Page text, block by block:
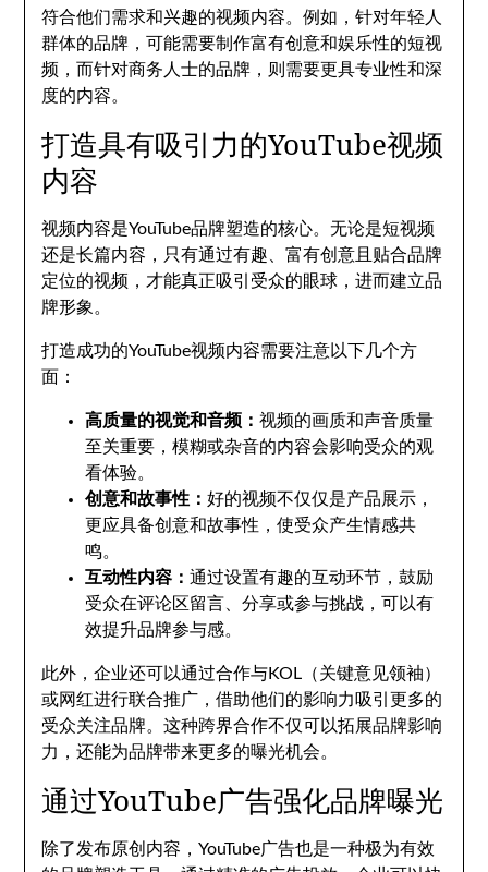
符合他们需求和兴趣的视频内容。例如，针对年轻人
群体的品牌，可能需要制作富有创意和娱乐性的短视
频，而针对商务人士的品牌，则需要更具专业性和深
度的内容。
打造具有吸引力的YouTube视频
内容
视频内容是YouTube品牌塑造的核心。无论是短视频
还是长篇内容，只有通过有趣、富有创意且贴合品牌
定位的视频，才能真正吸引受众的眼球，进而建立品
牌形象。
打造成功的YouTube视频内容需要注意以下几个方
面：
高质量的视觉和音频：视频的画质和声音质量
至关重要，模糊或杂音的内容会影响受众的观
看体验。
创意和故事性：好的视频不仅仅是产品展示，
更应具备创意和故事性，使受众产生情感共
鸣。
互动性内容：通过设置有趣的互动环节，鼓励
受众在评论区留言、分享或参与挑战，可以有
效提升品牌参与感。
此外，企业还可以通过合作与KOL（关键意见领袖）
或网红进行联合推广，借助他们的影响力吸引更多的
受众关注品牌。这种跨界合作不仅可以拓展品牌影响
力，还能为品牌带来更多的曝光机会。
通过YouTube广告强化品牌曝光
除了发布原创内容，YouTube广告也是一种极为有效